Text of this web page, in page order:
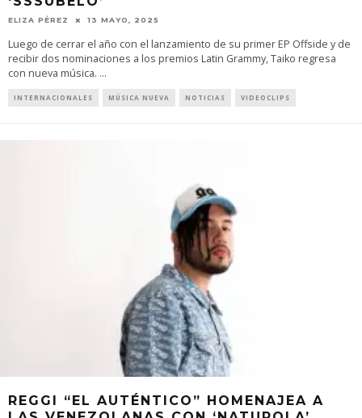
ELIZA PÉREZ 13 MAYO, 2025
Luego de cerrar el año con el lanzamiento de su primer EP Offside y de
recibir dos nominaciones a los premios Latin Grammy, Taiko regresa
con nueva música. ...
INTERNACIONALES MÚSICA NUEVA NOTICIAS VIDEOCLIPS
REGGI “EL AUTÉNTICO” HOMENAJEA A